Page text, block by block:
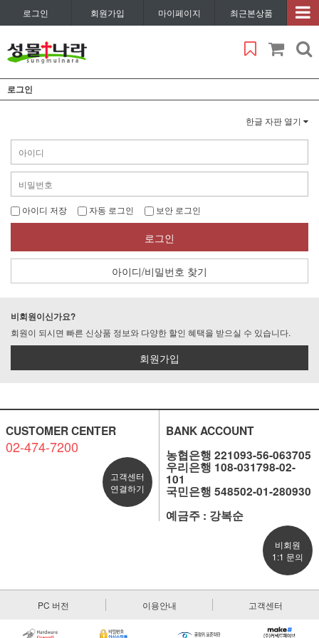
로그인 회원가입 마이페이지 최근본상품
로그인
한글 자판 열기
아이디 저장 자동 로그인 보안 로그인
로그인
아이디/비밀번호 찾기
비회원이신가요?
회원이 되시면 빠른 신상품 정보와 다양한 할인 혜택을 받으실 수 있습니다.
회원가입
CUSTOMER CENTER
02-474-7200
고객센터
연결하기
BANK ACCOUNT
농협은행 221093-56-063705
우리은행 108-031798-02-
101
국민은행 548502-01-280930
예금주 : 강복순
비회원
1:1 문의
PC 버전 이용안내 고객센터